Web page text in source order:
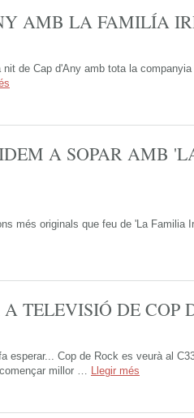
AMB LA FAMILÍA
de Cap d'Any amb tota la companyia
A SOPAR AMB
més originals que feu de 'La Familia
A TELEVISIÓ DE COP
esperar... Cop de Rock es veurà al
millor … Llegir més